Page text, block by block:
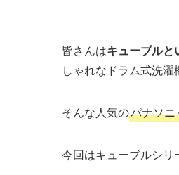
皆さんはキューブルと
しゃれなドラム式洗濯
そんな人気のパナソ
今回はキューブルシリ